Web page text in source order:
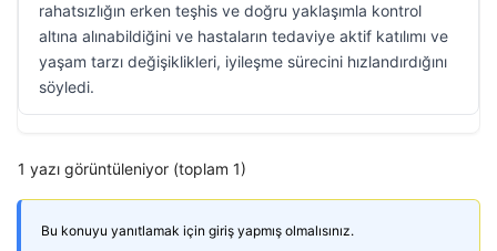
rahatsızlığın erken teşhis ve doğru yaklaşımla kontrol
altına alınabildiğini ve hastaların tedaviye aktif katılımı ve
yaşam tarzı değişiklikleri, iyileşme sürecini hızlandırdığını
söyledi.
1 yazı görüntüleniyor (toplam 1)
Bu konuyu yanıtlamak için giriş yapmış olmalısınız.